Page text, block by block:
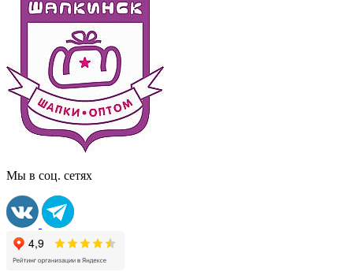
Мы в соц. сетях